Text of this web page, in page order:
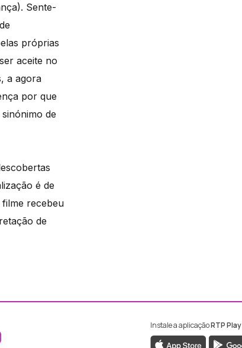
Sente-
próprias
aceite no
a agora
por que
de
é de
filme recebeu
de
ao Facebook da RTP Madeira
Aceder ao Instagram da RTP
Instale a aplicaçãoRTP Play